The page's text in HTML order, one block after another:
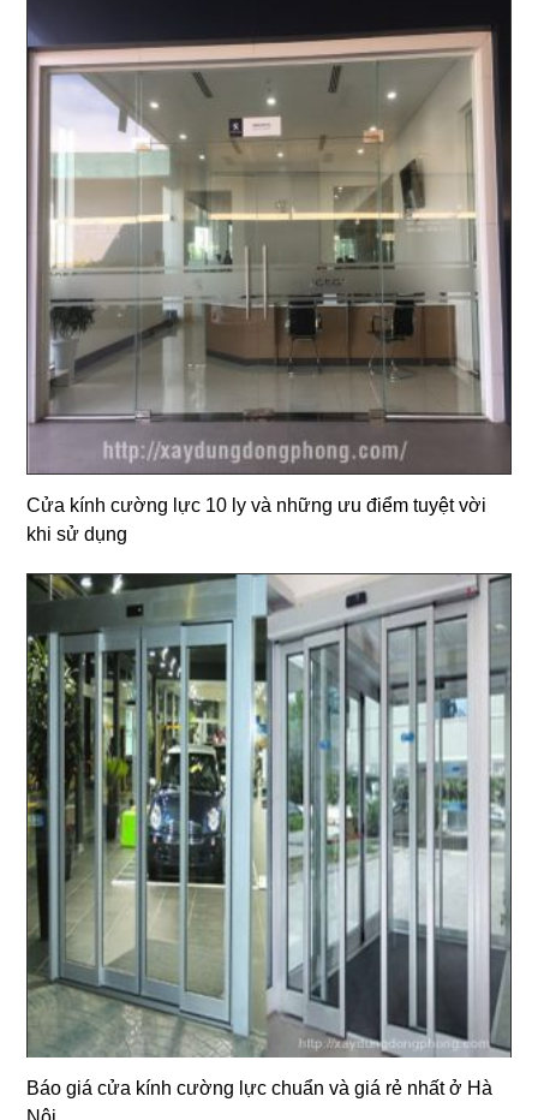
Cửa kính cường lực 10 ly và những ưu điểm tuyệt vời
khi sử dụng
Báo giá cửa kính cường lực chuẩn và giá rẻ nhất ở Hà